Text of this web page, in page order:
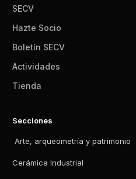
SECV
Hazte Socio
Boletín SECV
Actividades
Tienda
Secciones
Arte, arqueometría y patrimonio
Cerámica Industrial